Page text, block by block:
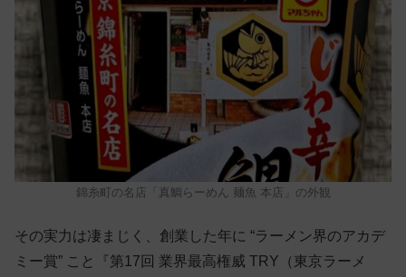
錦糸町の名店「真鯛らーめん 麺魚 本店」の外観
その実力は凄まじく、創業した年に “ラーメン界のアカデ
ミー賞” こと『第17回 業界最高権威 TRY（東京ラーメ